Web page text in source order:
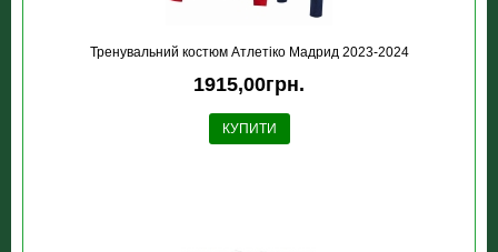
Тренувальний костюм Атлетіко Мадрид 2023-2024
1915,00грн.
КУПИТИ